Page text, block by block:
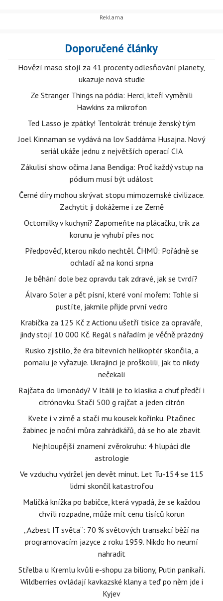
Doporučené články
Hovězí maso stojí za 41 procenty odlesňování planety,
ukazuje nová studie
Ze Stranger Things na pódia: Herci, kteří vyměnili
Hawkins za mikrofon
Ted Lasso je zpátky! Tentokrát trénuje ženský tým
Joel Kinnaman se vydává na lov Saddáma Husajna. Nový
seriál ukáže jednu z největších operací CIA
Zákulisí show očima Jana Bendiga: Proč každý vstup na
pódium musí být událost
Černé díry mohou skrývat stopu mimozemské civilizace.
Zachytit ji dokážeme i ze Země
Octomilky v kuchyni? Zapomeňte na plácačku, trik za
korunu je vyhubí přes noc
Předpověď, kterou nikdo nechtěl. ČHMÚ: Pořádně se
ochladí až na konci srpna
Je běhání dole bez opravdu tak zdravé, jak se tvrdí?
Álvaro Soler a pět písní, které voní mořem: Tohle si
pustíte, jakmile přijde první vedro
Krabička za 125 Kč z Actionu ušetří tisíce za opraváře,
jindy stojí 10 000 Kč. Regál s nářadím je věčně prázdný
Rusko zjistilo, že éra bitevních helikoptér skončila, a
pomalu je vyřazuje. Ukrajinci je proškolili, jak to nikdy
nečekali
Rajčata do limonády? V Itálii je to klasika a chuť předčí i
citrónovku. Stačí 500 g rajčat a jeden citrón
Kvete i v zimě a stačí mu kousek kořínku. Ptačinec
žabinec je noční můra zahrádkářů, dá se ho ale zbavit
Nejhloupější znamení zvěrokruhu: 4 hlupáci dle
astrologie
Ve vzduchu vydržel jen devět minut. Let Tu-154 se 115
lidmi skončil katastrofou
Maličká knížka po babičce, která vypadá, že se každou
chvíli rozpadne, může mít cenu tisíců korun
„Azbest IT světa“: 70 % světových transakcí běží na
programovacím jazyce z roku 1959. Nikdo ho neumí
nahradit
Střelba u Kremlu kvůli e-shopu za biliony, Putin panikaří.
Wildberries ovládají kavkazské klany a teď po něm jde i
Kyjev